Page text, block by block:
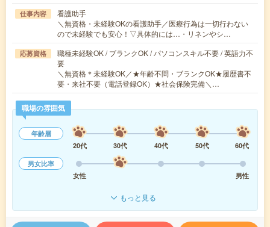
仕事内容
看護助手
＼無資格・未経験OKの看護助手／医療行為は一切行わない
ので未経験でも安心！▽具体的には…・リネンやシ…
応募資格
職種未経験OK / ブランクOK / パソコンスキル不要 / 英語力不
要
＼無資格＊未経験OK／★年齢不問・ブランクOK★履歴書不
要・来社不要（電話登録OK）★社会保険完備＼…
職場の雰囲気
年齢層
20代
30代 40代 50代
60代
男女比率
女性
男性
もっと見る